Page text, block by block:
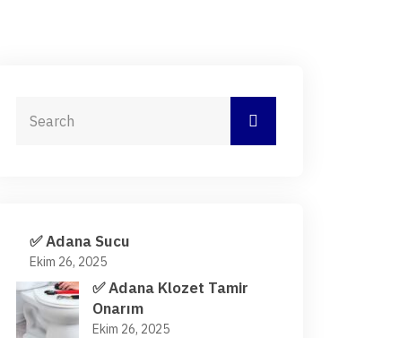
✅ Adana Sucu
Ekim 26, 2025
✅ Adana Klozet Tamir
Onarım
Ekim 26, 2025